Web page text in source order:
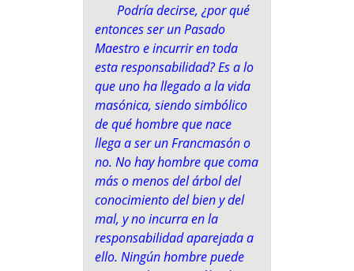
Podría decirse, ¿por qué
entonces ser un Pasado
Maestro e incurrir en toda
esta responsabilidad? Es a lo
que uno ha llegado a la vida
masónica, siendo simbólico
de qué hombre que nace
llega a ser un Francmasón o
no. No hay hombre que coma
más o menos del árbol del
conocimiento del bien y del
mal, y no incurra en la
responsabilidad aparejada a
ello. Ningún hombre puede